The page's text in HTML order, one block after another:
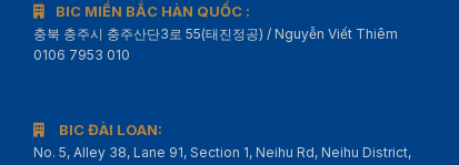
BIC MIỀN BẮC HÀN QUỐC :
충북 충주시 충주산단3로 55(태진정공) / Nguyễn Viết Thiêm
0106 7953 010
BIC ĐÀI LOAN:
No. 5, Alley 38, Lane 91, Section 1, Neihu Rd, Neihu District,